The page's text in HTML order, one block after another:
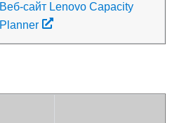
Веб-сайт Lenovo Capacity
Planner